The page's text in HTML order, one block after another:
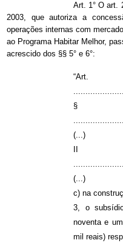
Art. 1° O art.
2003, que autoriza a
operações internas com
ao Programa Habitar Melhor,
acrescido dos §§ 5° e 6°:
(...)
(...)
c) na
3, o
noventa e
mil reais)